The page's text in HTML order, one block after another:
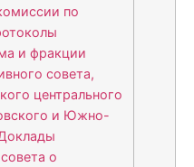
по
и фракции
совета,
центрального
и Южно-
о